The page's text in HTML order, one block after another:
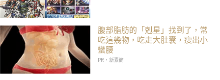
腹部脂肪的「剋星」找到了，常
吃這幾物，吃走大肚囊，瘦出小
蠻腰
PR・新素簡